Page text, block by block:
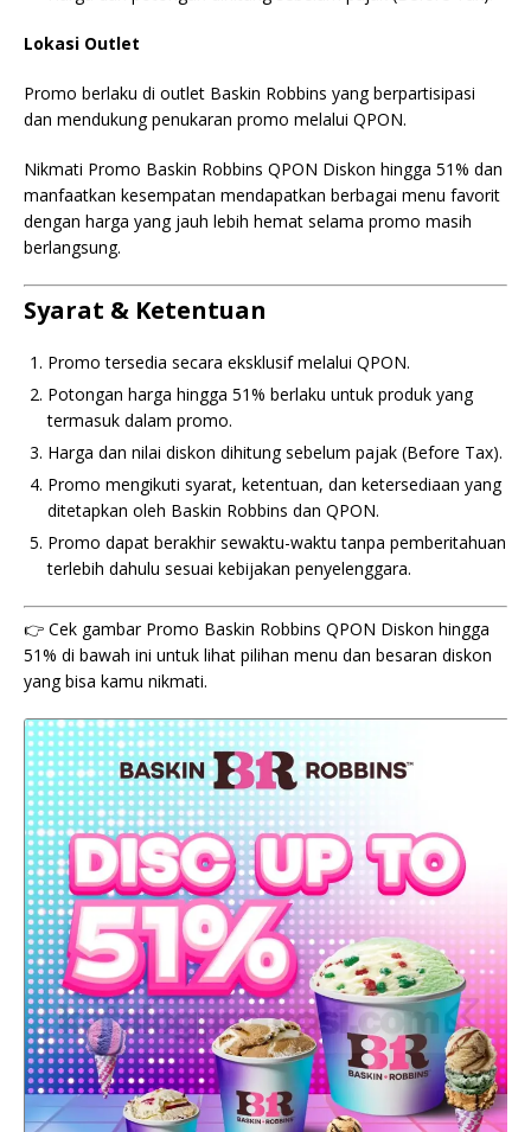
Lokasi Outlet
Promo berlaku di outlet Baskin Robbins yang berpartisipasi
dan mendukung penukaran promo melalui QPON.
Nikmati Promo Baskin Robbins QPON Diskon hingga 51% dan
manfaatkan kesempatan mendapatkan berbagai menu favorit
dengan harga yang jauh lebih hemat selama promo masih
berlangsung.
Syarat & Ketentuan
Promo tersedia secara eksklusif melalui QPON.
Potongan harga hingga 51% berlaku untuk produk yang
termasuk dalam promo.
Harga dan nilai diskon dihitung sebelum pajak (Before Tax).
Promo mengikuti syarat, ketentuan, dan ketersediaan yang
ditetapkan oleh Baskin Robbins dan QPON.
Promo dapat berakhir sewaktu-waktu tanpa pemberitahuan
terlebih dahulu sesuai kebijakan penyelenggara.
👉 Cek gambar Promo Baskin Robbins QPON Diskon hingga
51% di bawah ini untuk lihat pilihan menu dan besaran diskon
yang bisa kamu nikmati.